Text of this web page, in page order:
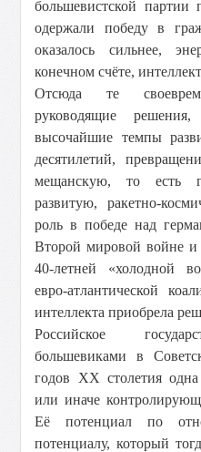
большевистской партии
одержали победу в
оказалось сильнее,
конечном счёте,
Отсюда те
руководящие
высочайшие темпы
десятилетий,
мещанскую, то есть
развитую, ракетно-
роль в победе над
Второй мировой войне и
40-летней «холодной
евро-атлантической
интеллекта приобрела
Российское
большевиками в
годов XX столетия
или иначе
Её потенциал по
потенциалу, который